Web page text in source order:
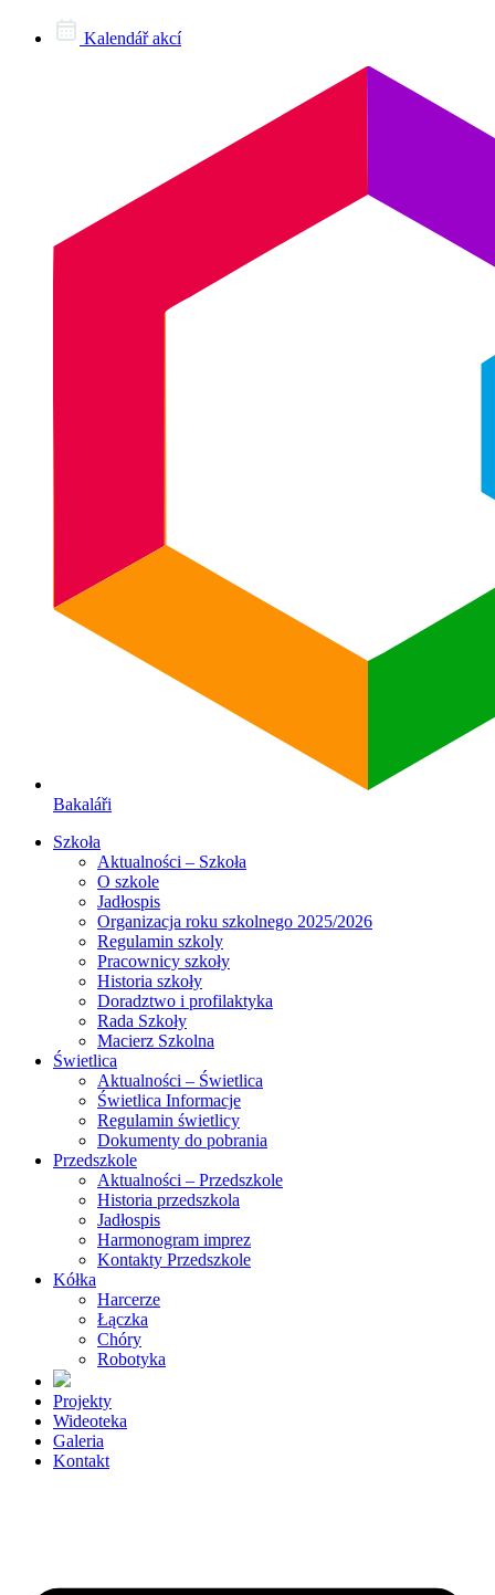
Kalendář akcí
Bakaláři
Szkoła
Aktualności – Szkoła
O szkole
Jadłospis
Organizacja roku szkolnego 2025/2026
Regulamin szkoly
Pracownicy szkoły
Historia szkoły
Doradztwo i profilaktyka
Rada Szkoły
Macierz Szkolna
Świetlica
Aktualności – Świetlica
Świetlica Informacje
Regulamin świetlicy
Dokumenty do pobrania
Przedszkole
Aktualności – Przedszkole
Historia przedszkola
Jadłospis
Harmonogram imprez
Kontakty Przedszkole
Kółka
Harcerze
Łączka
Chóry
Robotyka
Projekty
Wideoteka
Galeria
Kontakt